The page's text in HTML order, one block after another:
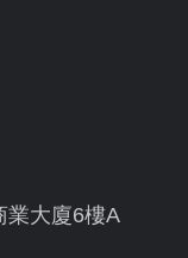
業大廈6樓A